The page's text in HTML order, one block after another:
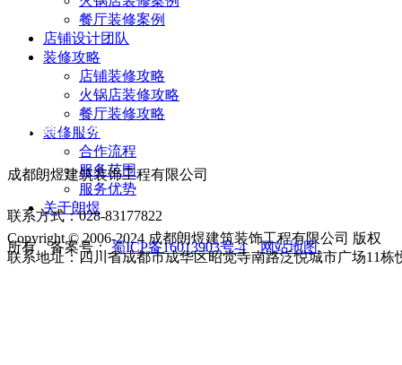
餐厅装修案例
店铺设计团队
装修攻略
店铺装修攻略
火锅店装修攻略
餐厅装修攻略
装修服务
合作流程
服务范围
服务优势
关于朗煜
联系我们 Contact us
成都朗煜建筑装饰工程有限公司
联系方式：028-83177822
联系地址：四川省成都市成华区昭觉寺南路泛悦城市广场11栋
Copyright © 2006-2024 成都朗煜建筑装饰工程有限公司 版权
所有 备案号：蜀ICP备16013903号-4 网站地图